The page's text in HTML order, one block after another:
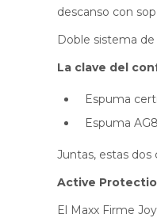
descanso con
Doble sistema
La clave del
Espuma
Espuma
Juntas, estas
Active
El Maxx Firme